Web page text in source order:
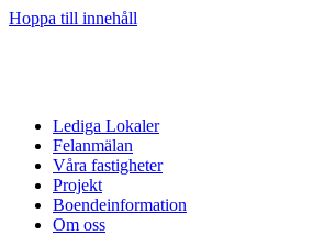
Hoppa till innehåll
Lediga Lokaler
Felanmälan
Våra fastigheter
Projekt
Boendeinformation
Om oss